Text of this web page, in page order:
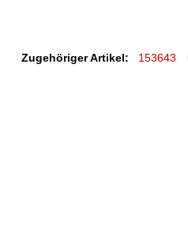
Zugehöriger Artikel: 153643